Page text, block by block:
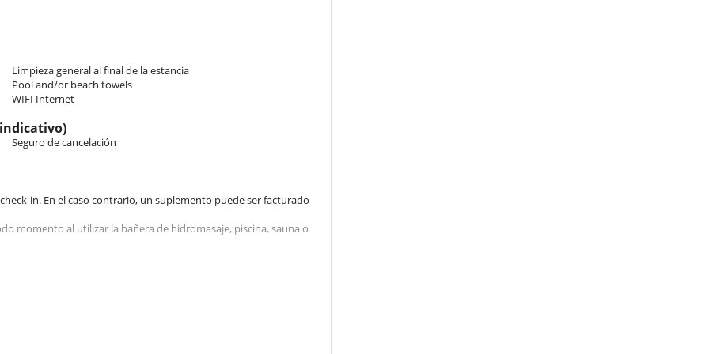
beds 80 cm. Bathroom shared, with shower. WC are shared. This
bed 180 cm. Bathroom private, with bathtub, shower. WC in
private terrace.
shared, with shower.
flat, with a shower room, small lounge and kitchen.
atmosphere. The living room, bathed in light, opens out to the
panoramic dining room invite you to get together. The fully-
Limpieza general al final de la estancia
Pool and/or beach towels
WIFI Internet
Seguro de cancelación
in. En el caso contrario, un suplemento puede ser facturado
momento al utilizar la bañera de hidromasaje, piscina, sauna o
de Villanovo de antemano